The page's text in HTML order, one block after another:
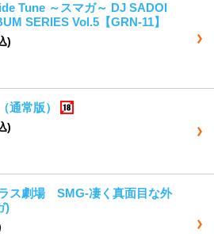
Tune ～スマガ～ DJ SADOI
SERIES Vol.5【GRN-11】
)
通常版）
)
ラス劇場 SMG-凄く真面目な外
)